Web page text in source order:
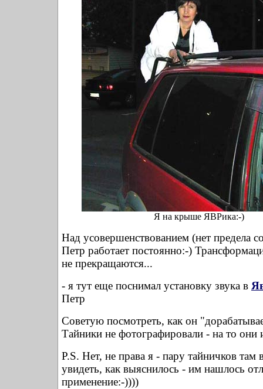
Я на крыше ЯВРика:-)
Над усовершенствованием (нет предела
Петр работает постоянно:-)
не прекращаются...
- я тут еще поснимал установку звука в
Петр
Советую посмотреть, как он
Тайники не фотографировали - на то они
P.S. Нет, не права я - пару тайничков
увидеть, как выяснилось - им нашлось
применение:-))))